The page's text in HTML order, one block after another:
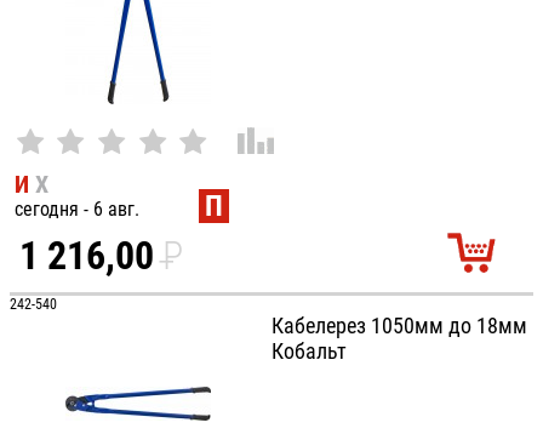
И Х
сегодня - 6 авг. П
1 216,00P
УБ.
242-540
Кабелерез 1050мм до 18мм
Кобальт